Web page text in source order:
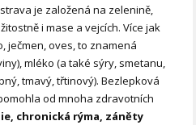
je založená na zelenině,
i mase a vejcích. Více jak
ječmen, oves, to znamená
mléko (a také sýry, smetanu,
tmavý, třtinový). Bezlepková
od mnoha zdravotních
chronická rýma, záněty